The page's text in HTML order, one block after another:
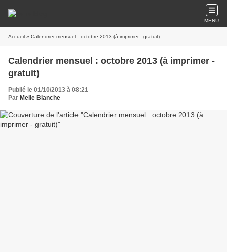
MENU
Accueil » Calendrier mensuel : octobre 2013 (à imprimer - gratuit)
Calendrier mensuel : octobre 2013 (à imprimer -
gratuit)
Publié le 01/10/2013 à 08:21
Par Melle Blanche